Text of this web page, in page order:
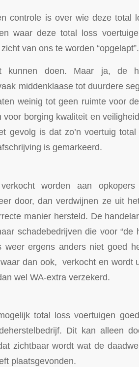
controle is over wie deze total
waar deze total loss
van ons te worden “opgelapt”.
kunnen doen. Maar ja, de
middenklaase tot duurdere
weinig tot geen ruimte voor
borging kwaliteit en
gevolg is dat zo’n voertuig
is gemarkeerd.
worden aan
door, dan verdwijnen ze uit
manier hersteld. De
schadebedrijven die voor “de
weer ergens anders niet goed
dan ook, verkocht en wordt
wel WA-extra verzekerd.
total loss voertuigen
Dit kan alleen
zichtbaar wordt wat de
plaatsgevonden.